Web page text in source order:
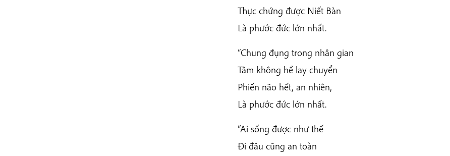
Thực chứng được Niết Bàn
Là phước đức lớn nhất.
“Chung đụng trong nhân gian
Tâm không hề lay chuyển
Phiền não hết, an nhiên,
Là phước đức lớn nhất.
“Ai sống được như thế
Đi đâu cũng an toàn